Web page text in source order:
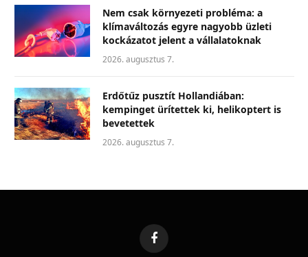
Nem csak környezeti probléma: a
klímaváltozás egyre nagyobb üzleti
kockázatot jelent a vállalatoknak
2026. augusztus 7.
Erdőtűz pusztít Hollandiában:
kempinget ürítettek ki, helikoptert is
bevetettek
2026. augusztus 7.
Facebook